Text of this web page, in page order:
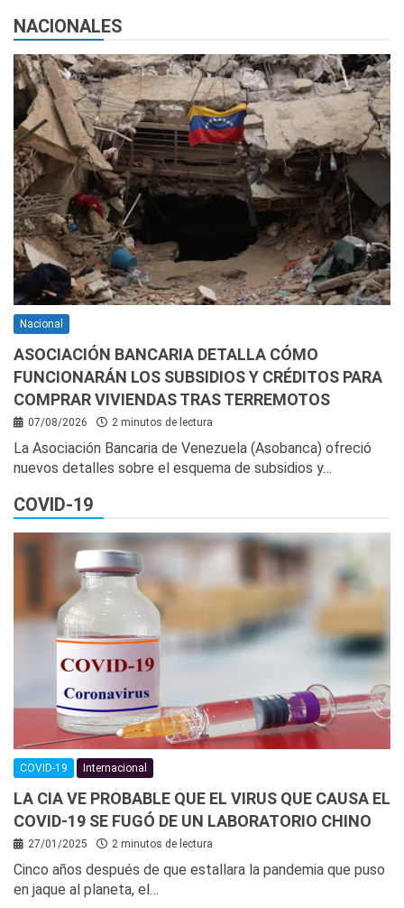
NACIONALES
Nacional
ASOCIACIÓN BANCARIA DETALLA CÓMO
FUNCIONARÁN LOS SUBSIDIOS Y CRÉDITOS PARA
COMPRAR VIVIENDAS TRAS TERREMOTOS
07/08/2026 2 minutos de lectura
La Asociación Bancaria de Venezuela (Asobanca) ofreció
nuevos detalles sobre el esquema de subsidios y…
COVID-19
COVID-19 Internacional
LA CIA VE PROBABLE QUE EL VIRUS QUE CAUSA EL
COVID-19 SE FUGÓ DE UN LABORATORIO CHINO
27/01/2025 2 minutos de lectura
Cinco años después de que estallara la pandemia que puso
en jaque al planeta, el…